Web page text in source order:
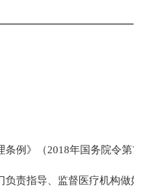
例》（2018年国务院令第
指导、监督医疗机构做好